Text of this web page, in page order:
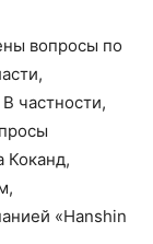
вопросы по
частности,
Коканд,
«Hanshin